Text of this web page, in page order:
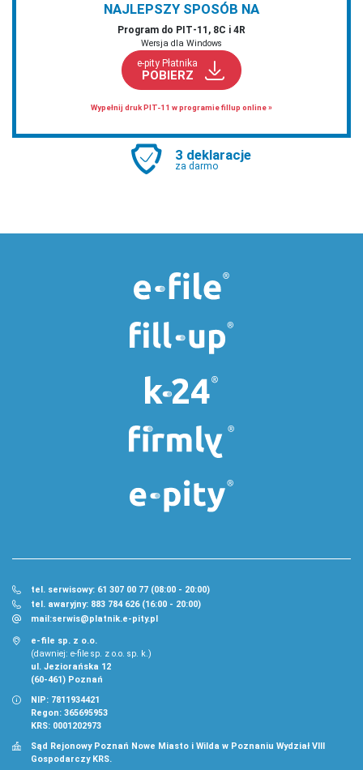
NAJLEPSZY SPOSÓB NA
Program do PIT‑11, 8C i 4R
Wersja dla Windows
e-pity Płatnika
POBIERZ
Wypełnij druk PIT-11 w programie fillup online »
3 deklaracje
za darmo
tel. serwisowy: 61 307 00 77 (08:00 - 20:00)
tel. awaryjny: 883 784 626 (16:00 - 20:00)
mail:serwis@platnik.e-pity.pl
e-file sp. z o.o.
(dawniej: e-file sp. z o.o. sp. k.)
ul. Jeziorańska 12
(60-461) Poznań
NIP: 7811934421
Regon: 365695953
KRS: 0001202973
Sąd Rejonowy Poznań Nowe Miasto i Wilda w Poznaniu Wydział VIII
Gospodarczy KRS.